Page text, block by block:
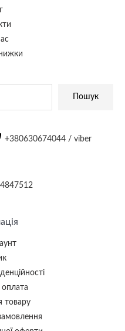
Пошук
+380630674044 / viber
оплата
товару